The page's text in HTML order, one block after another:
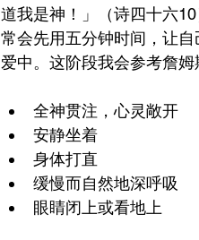
道我是神！」（诗四十六
常会先用五分钟时间，让
爱中。这阶段我会参考詹姆
全神贯注，心灵敞开
安静坐着
身体打直
缓慢而自然地深呼吸
眼睛闭上或看地上